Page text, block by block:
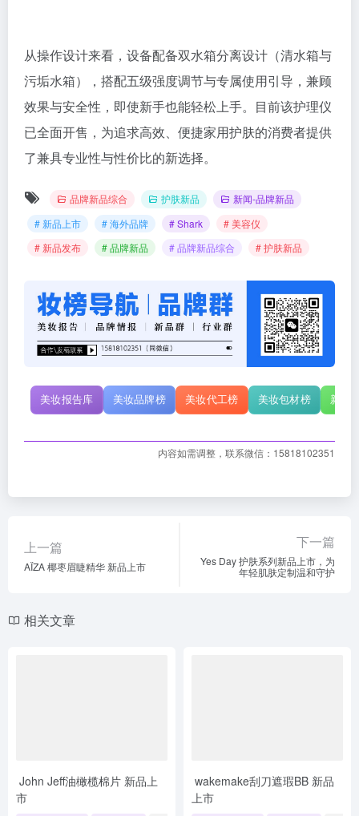
从操作设计来看，设备配备双水箱分离设计（清水箱与
污垢水箱），搭配五级强度调节与专属使用引导，兼顾
效果与安全性，即使新手也能轻松上手。目前该护理仪
已全面开售，为追求高效、便捷家用护肤的消费者提供
了兼具专业性与性价比的新选择。
品牌新品综合 护肤新品
新闻-品牌新品
# 新品上市
# 海外品牌 # Shark
# 美容仪
# 新品发布
# 品牌新品 # 品牌新品综合 # 护肤新品
美妆报告库 美妆品牌榜 美妆代工榜 美妆包材榜 新原
内容如需调整，联系微信：15818102351
上一篇
AÏZA 椰枣眉睫精华 新品上市
下一篇
Yes Day 护肤系列新品上市，为
年轻肌肤定制温和守护
相关文章
John Jeff油橄榄棉片 新品上
市
wakemake刮刀遮瑕BB 新品
上市